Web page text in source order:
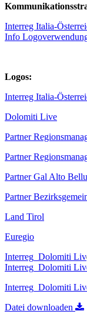
Interreg Italia-
Info
Logos:
Interreg Italia-
Dolomiti Live
Partner
Partner
Partner Gal Alto
Partner
Land Tirol
Euregio
Interreg_Dolomiti Liv
Interreg_Dolomiti
Interreg_Dolomiti
Datei downloaden